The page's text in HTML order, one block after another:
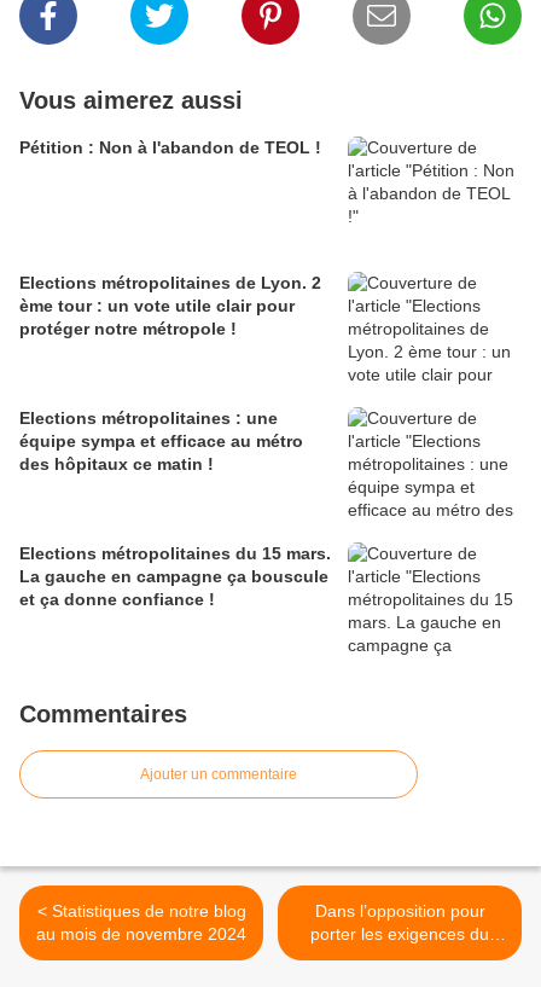
Vous aimerez aussi
Pétition : Non à l'abandon de TEOL !
Elections métropolitaines de Lyon. 2
ème tour : un vote utile clair pour
protéger notre métropole !
Elections métropolitaines : une
équipe sympa et efficace au métro
des hôpitaux ce matin !
Elections métropolitaines du 15 mars.
La gauche en campagne ça bouscule
et ça donne confiance !
Commentaires
Ajouter un commentaire
< Statistiques de notre blog
au mois de novembre 2024
Dans l’opposition pour
porter les exigences du
monde du travail >